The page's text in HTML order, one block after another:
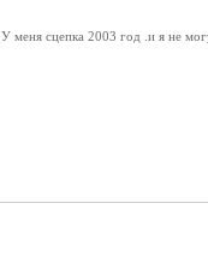
У меня сцепка 2003 год .и я не